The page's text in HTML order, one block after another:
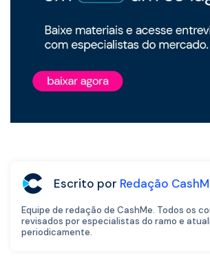
Escrito por Redação
Equipe de redação de CashMe. Todos os
revisados por especialistas do ramo e
periodicamente.